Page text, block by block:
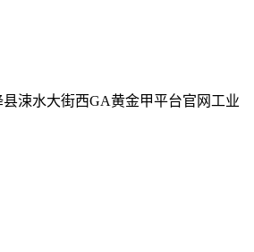
涑水大街西GA黄金甲平台官网工业